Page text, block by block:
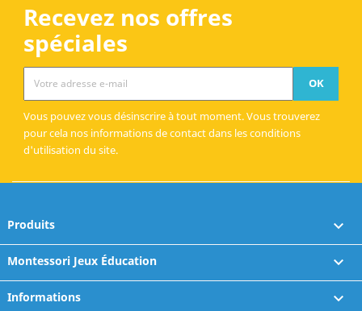
Recevez nos offres
spéciales
Vous pouvez vous désinscrire à tout moment. Vous trouverez
pour cela nos informations de contact dans les conditions
d'utilisation du site.
Produits 
Montessori Jeux Éducation 
Informations 